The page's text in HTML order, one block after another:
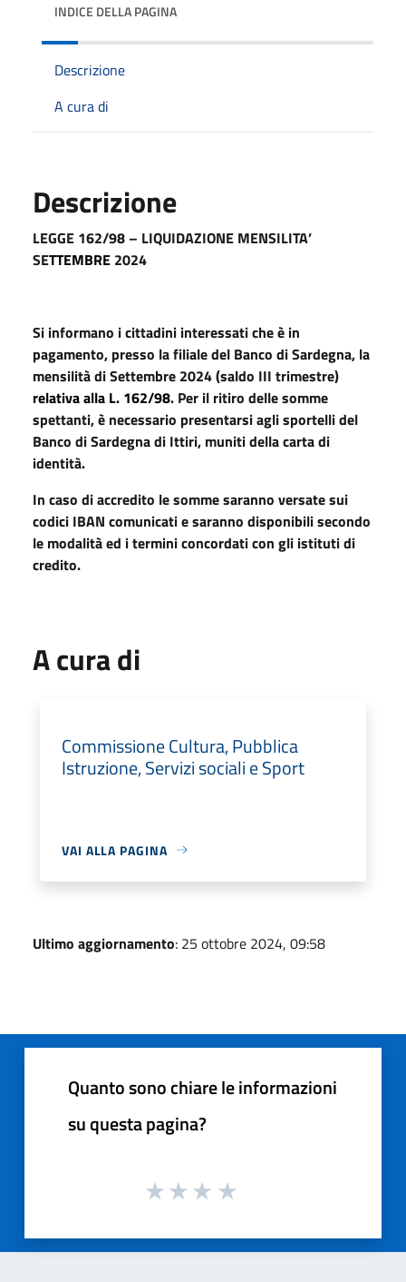
INDICE DELLA PAGINA
Descrizione
A cura di
Descrizione
LEGGE 162/98 – LIQUIDAZIONE MENSILITA’
SETTEMBRE 2024
Si informano i cittadini interessati cheè in
pagamento, presso la filiale del Banco di Sardegna, la
mensilità diSettembre 2024 (saldo III trimestre)
relativa alla L. 162/98. Per il ritiro delle somme
spettanti, è necessario presentarsi agli sportelli del
Banco di Sardegna di Ittiri, muniti della carta di
identità.
In caso di accredito le somme saranno versate sui
codici IBAN comunicati e saranno disponibili secondo
le modalità ed i termini concordati con gli istituti di
credito.
A cura di
Commissione Cultura, Pubblica
Istruzione, Servizi sociali e Sport
VAI ALLA PAGINA
Ultimo aggiornamento: 25 ottobre 2024, 09:58
Quanto sono chiare le informazioni
su questa pagina?